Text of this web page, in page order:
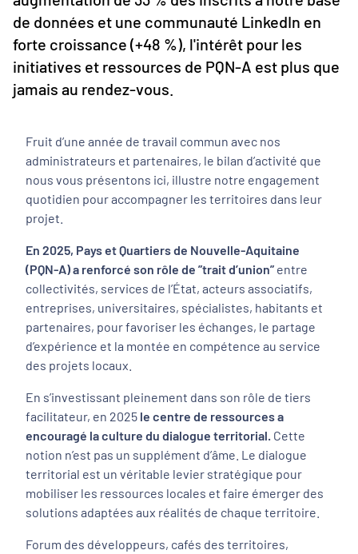
de données et une communauté LinkedIn en
forte croissance (+48 %), l'intérêt pour les
initiatives et ressources de PQN-A est plus que
jamais au rendez-vous.
Fruit d’une année de travail commun avec nos
administrateurs et partenaires, le bilan d’activité que
nous vous présentons ici, illustre notre engagement
quotidien pour accompagner les territoires dans leur
projet.
En 2025, Pays et Quartiers de Nouvelle-Aquitaine
(PQN-A) a renforcé son rôle de ”trait d’union” entre
collectivités, services de l’État, acteurs associatifs,
entreprises, universitaires, spécialistes, habitants et
partenaires, pour favoriser les échanges, le partage
d’expérience et la montée en compétence au service
des projets locaux.
En s’investissant pleinement dans son rôle de tiers
facilitateur, en 2025 le centre de ressources a
encouragé la culture du dialogue territorial. Cette
notion n’est pas un supplément d’âme. Le dialogue
territorial est un véritable levier stratégique pour
mobiliser les ressources locales et faire émerger des
solutions adaptées aux réalités de chaque territoire.
Forum des développeurs, cafés des territoires,